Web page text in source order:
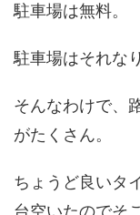
駐車場は無料。
駐車場はそれな
そんなわけで、
がたくさん。
ちょうど良いタ
台空いたのでそ